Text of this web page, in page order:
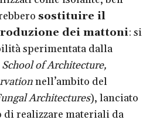
sostituire il
dei mattoni: si
sperimentata dalla
of Architecture,
nell’ambito del
Architectures), lanciato
di realizzare materiali da